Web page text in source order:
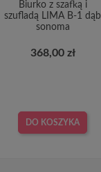
Biurko z szafką i
szufladą LIMA B-1 dąb
sonoma
368,00 zł
DO KOSZYKA